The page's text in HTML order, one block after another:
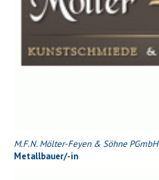
M.F.N. Mölter-Feyen & Söhne PGmbH
Metallbauer/-in